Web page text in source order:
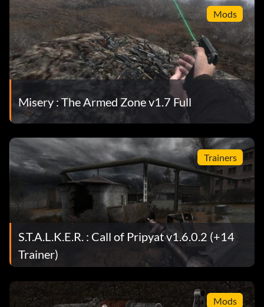
Mods
Misery : The Armed Zone v1.7 Full
Trainers
S.T.A.L.K.E.R. : Call of Pripyat v1.6.0.2 (+14
Trainer)
Mods